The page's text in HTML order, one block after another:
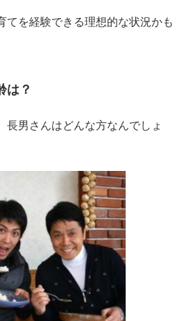
てを経験できる理想的な状況かも
は？
長男さんはどんな方なんでしょ